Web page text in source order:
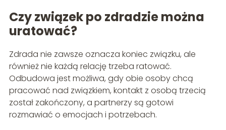
Czy związek po zdradzie można
uratować?
Zdrada nie zawsze oznacza koniec związku, ale
również nie każdą relację trzeba ratować.
Odbudowa jest możliwa, gdy obie osoby chcą
pracować nad związkiem, kontakt z osobą trzecią
został zakończony, a partnerzy są gotowi
rozmawiać o emocjach i potrzebach.